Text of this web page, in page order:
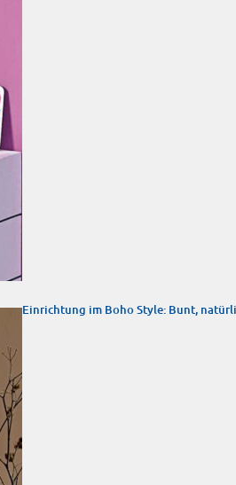
Einrichtung im Boho Style: Bunt,